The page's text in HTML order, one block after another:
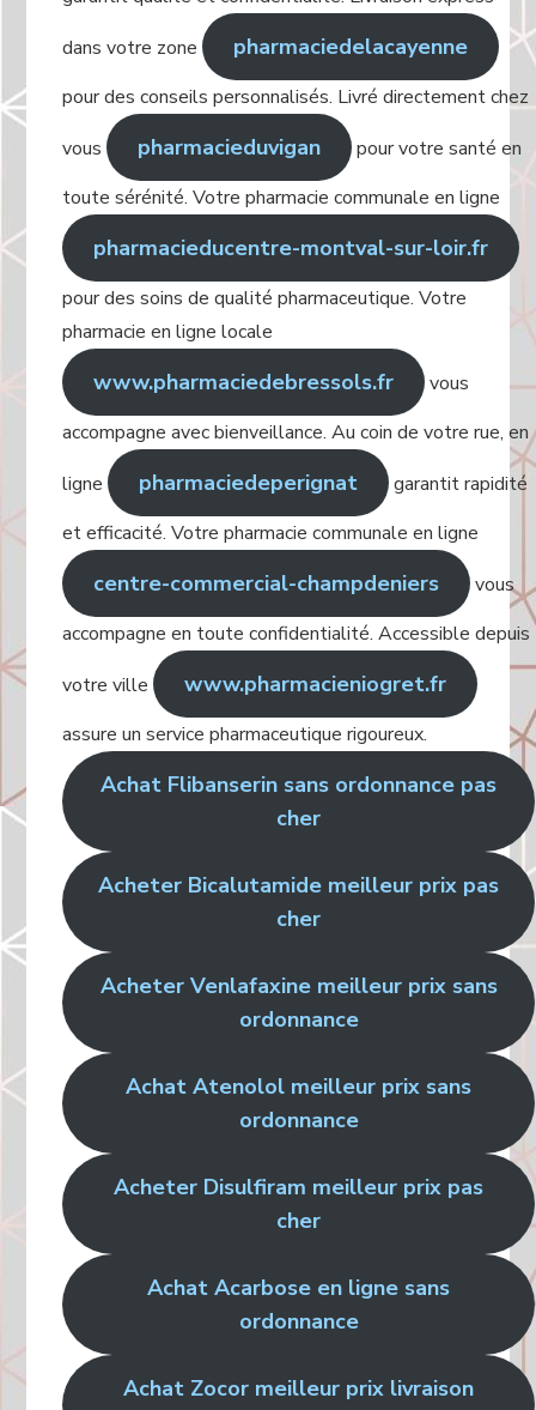
dans votre zone
pharmaciedelacayenne
pour des conseils personnalisés. Livré directement chez
vous
pharmacieduvigan
pour votre santé en
toute sérénité. Votre pharmacie communale en ligne
pharmacieducentre-montval-sur-loir.fr
pour des soins de qualité pharmaceutique. Votre
pharmacie en ligne locale
www.pharmaciedebressols.fr
vous
accompagne avec bienveillance. Au coin de votre rue, en
ligne
pharmaciedeperignat
garantit rapidité
et efficacité. Votre pharmacie communale en ligne
centre-commercial-champdeniers
vous
accompagne en toute confidentialité. Accessible depuis
votre ville
www.pharmacieniogret.fr
assure un service pharmaceutique rigoureux.
Achat Flibanserin sans ordonnance pas
cher
Acheter Bicalutamide meilleur prix pas
cher
Acheter Venlafaxine meilleur prix sans
ordonnance
Achat Atenolol meilleur prix sans
ordonnance
Acheter Disulfiram meilleur prix pas
cher
Achat Acarbose en ligne sans
ordonnance
Achat Zocor meilleur prix livraison